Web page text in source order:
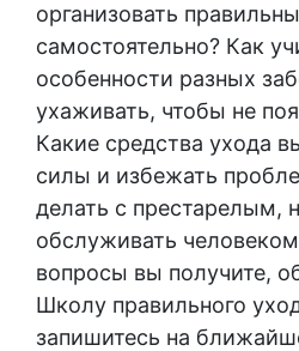
организовать
самостоятельно? Как
особенности разных
ухаживать, чтобы не
Какие средства ухода
силы и избежать
делать с престарелым,
обслуживать
вопросы вы получите,
Школу правильного
запишитесь на